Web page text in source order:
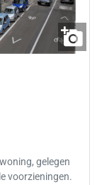
gelegen
voorzieningen.